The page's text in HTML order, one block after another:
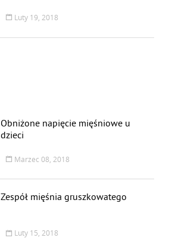
Luty 19, 2018
Obniżone napięcie mięśniowe u
dzieci
Marzec 08, 2018
Zespół mięśnia gruszkowatego
Luty 15, 2018